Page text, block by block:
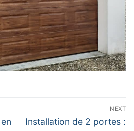
NEXT
Next
Installation de 2 portes :